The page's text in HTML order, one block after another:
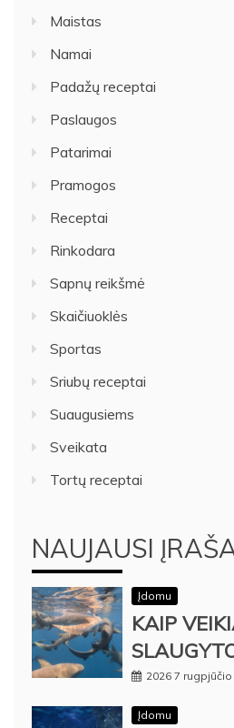
Maistas
Namai
Padažų receptai
Paslaugos
Patarimai
Pramogos
Receptai
Rinkodara
Sapnų reikšmė
Skaičiuoklės
Sportas
Sriubų receptai
Suaugusiems
Sveikata
Tortų receptai
NAUJAUSI
Įdomu
KAIP
2026 7 rugpjūčio
Įdomu